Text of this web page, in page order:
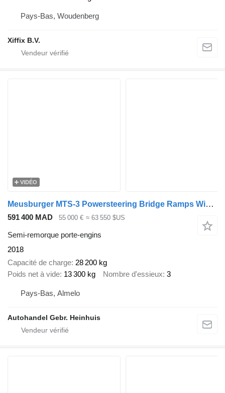
Pays-Bas, Woudenberg
Xiffix B.V.
VIDÉO
Meusburger MTS-3 Powersteering Bridge Ramps Winch!
591 400 MAD 55 000 € ≈ 63 550 $US
Semi-remorque porte-engins
2018
Capacité de charge 28 200 kg
Poids net à vide 13 300 kg Nombre d'essieux 3
Pays-Bas, Almelo
Autohandel Gebr. Heinhuis